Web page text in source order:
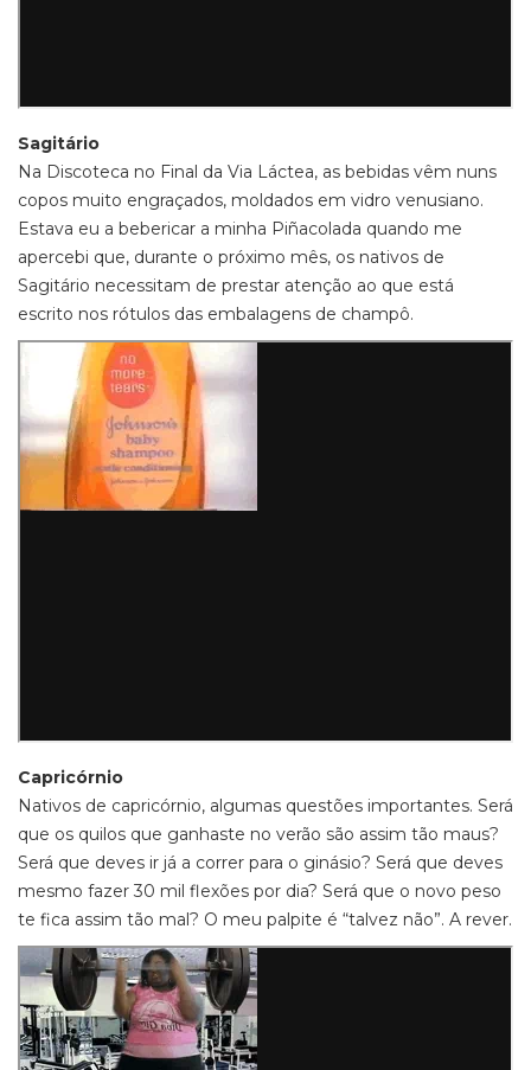
Sagitário
Na Discoteca no Final da Via Láctea, as bebidas vêm nuns
copos muito engraçados, moldados em vidro venusiano.
Estava eu a bebericar a minha Piñacolada quando me
apercebi que, durante o próximo mês, os nativos de
Sagitário necessitam de prestar atenção ao que está
escrito nos rótulos das embalagens de champô.
Capricórnio
Nativos de capricórnio, algumas questões importantes. Será
que os quilos que ganhaste no verão são assim tão maus?
Será que deves ir já a correr para o ginásio? Será que deves
mesmo fazer 30 mil flexões por dia? Será que o novo peso
te fica assim tão mal? O meu palpite é “talvez não”. A rever.